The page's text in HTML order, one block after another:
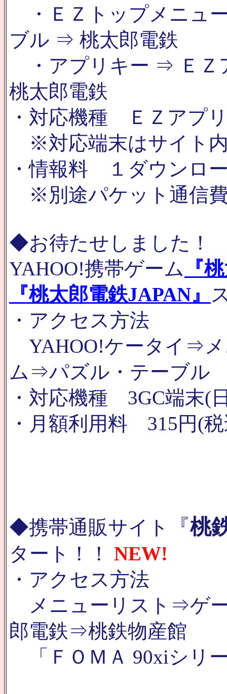
・ＥＺトップメニュ
ブル ⇒ 桃太郎電鉄
・アプリキー ⇒ ＥＺ
桃太郎電鉄
・対応機種 ＥＺアプ
※対応端末はサイト
・情報料 １ダウンロ
※別途パケット通信
◆お待たせしました！
YAHOO!携帯ゲーム 『
『桃太郎電鉄JAPAN』
・アクセス方法
YAHOO!ケータイ⇒
ム⇒パズル・テーブル
・対応機種 3GC端末(
・月額利用料 315円(
◆携帯通販サイト 『桃
タート！！
NEW!
・アクセス方法
メニューリスト⇒ゲ
郎電鉄⇒桃鉄物産館
「ＦＯＭＡ 90xiシリ